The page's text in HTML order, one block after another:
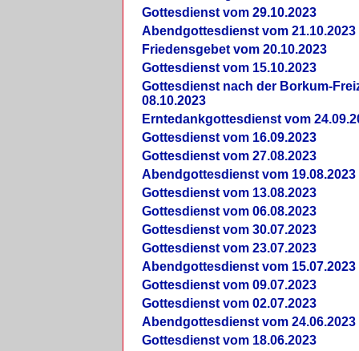
Gottesdienst vom 29.10.2023
Abendgottesdienst vom 21.10.2023
Friedensgebet vom 20.10.2023
Gottesdienst vom 15.10.2023
Gottesdienst nach der Borkum-
08.10.2023
Erntedankgottesdienst vom
Gottesdienst vom 16.09.2023
Gottesdienst vom 27.08.2023
Abendgottesdienst vom 19.08.2023
Gottesdienst vom 13.08.2023
Gottesdienst vom 06.08.2023
Gottesdienst vom 30.07.2023
Gottesdienst vom 23.07.2023
Abendgottesdienst vom 15.07.2023
Gottesdienst vom 09.07.2023
Gottesdienst vom 02.07.2023
Abendgottesdienst vom 24.06.2023
Gottesdienst vom 18.06.2023